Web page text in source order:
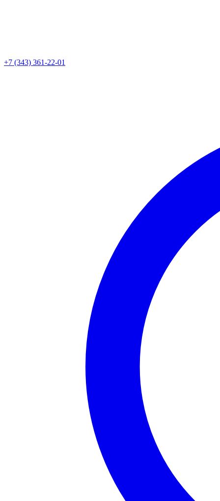
+7 (343) 361-22-01